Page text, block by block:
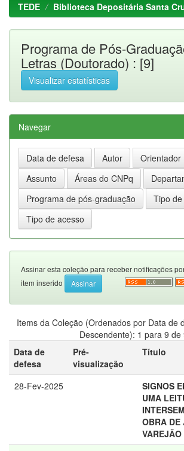
TEDE Biblioteca Depositária Santa
Programa de Pós-
Letras (Doutorado) : [9]
Visualizar estatísticas
Navegar
Assinar esta coleção para receber notificações
item inserido
Items da Coleção (Ordenados por Data de
Descendente): 1 para 9 de
Data de
defesa
Pré-
visualização
Título
28-Fev-2025
SIGNOS
UMA
OBRA DE
VAREJÃO